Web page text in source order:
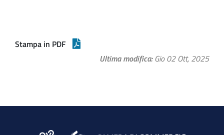
Stampa in PDF
Ultima modifica Gio 02 Ott, 2025